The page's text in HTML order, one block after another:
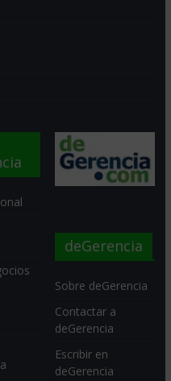
deGerencia
Sobre deGerencia
Contactar a
deGerencia
Escribir en
deGerencia